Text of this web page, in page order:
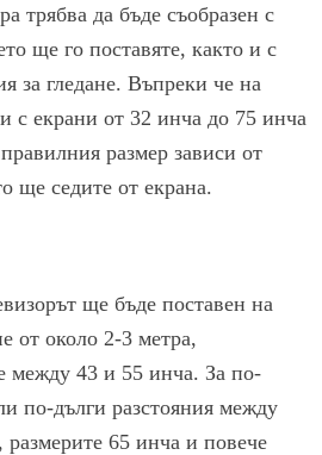
трябва да бъде съобразен с
ще го поставяте, както и с
за гледане. Въпреки че на
с екрани от 32 инча до 75 инча
размер зависи от
ще седите от екрана.
ще бъде поставен на
от около 2-3 метра,
между 43 и 55 инча. За по-
по-дълги разстояния между
размерите 65 инча и повече